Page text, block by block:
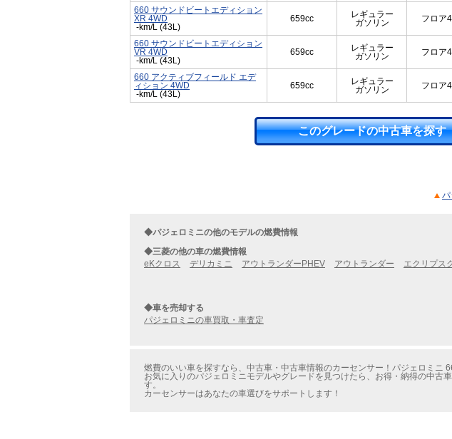
660 サウンドビートエディション
XR 4WD
-km/L (43L)
659cc
レギュラー
ガソリン
フロア
660 サウンドビートエディション
VR 4WD
-km/L (43L)
659cc
レギュラー
ガソリン
フロア
660 アクティブフィールド エデ
ィション 4WD
-km/L (43L)
659cc
レギュラー
ガソリン
フロア
このグレードの中古車を探す
◆パジェロミニの他のモデルの燃費情報
◆三菱の他の車の燃費情報
eKクロス
デリカミニ アウトランダーPHEV アウトランダー エクリプス
◆車を売却する
パジェロミニの車買取・車査定
燃費のいい車を探すなら、中古車・中古車情報のカーセンサー！パジェロミニ
お気に入りのパジェロミニモデルやグレードを見つけたら、お得・納得の中古
す。
カーセンサーはあなたの車選びをサポートします！